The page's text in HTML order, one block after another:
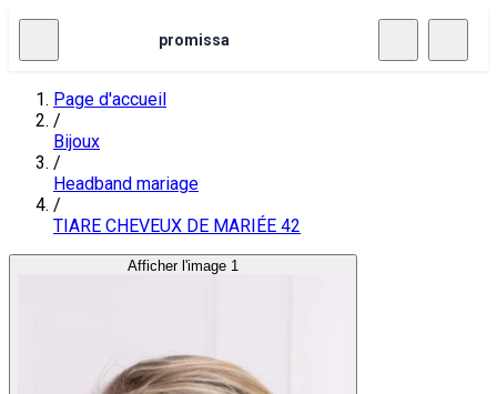
promissa
Page d'accueil
/
Bijoux
/
Headband mariage
/
TIARE CHEVEUX DE MARIÉE 42
Afficher l'image 1